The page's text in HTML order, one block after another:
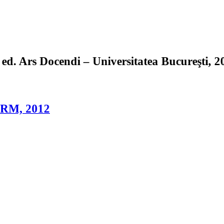
Ars Docendi – Universitatea Bucureşti,
2012